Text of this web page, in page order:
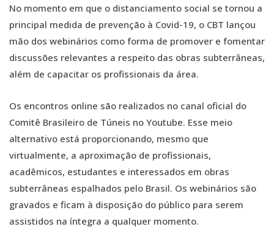
No momento em que o distanciamento social se tornou a
principal medida de prevenção à Covid-19, o CBT lançou
mão dos webinários como forma de promover e fomentar
discussões relevantes a respeito das obras subterrâneas,
além de capacitar os profissionais da área.
Os encontros online são realizados no canal oficial do
Comitê Brasileiro de Túneis no Youtube. Esse meio
alternativo está proporcionando, mesmo que
virtualmente, a aproximação de profissionais,
acadêmicos, estudantes e interessados em obras
subterrâneas espalhados pelo Brasil. Os webinários são
gravados e ficam à disposição do público para serem
assistidos na íntegra a qualquer momento.